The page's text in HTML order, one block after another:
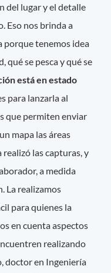
del lugar y el detalle
Eso nos brinda a
porque tenemos idea
qué se pesca y qué se
está en estado
para lanzarla al
que permiten enviar
mapa las áreas
realizó las capturas, y
a medida
La realizamos
para quienes la
en cuenta aspectos
realizando
doctor en Ingeniería